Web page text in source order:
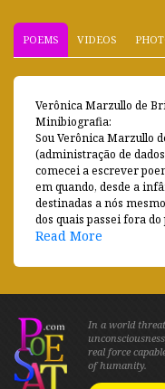
POEMS VIDEOS
Verônica Marzullo de
Minibiografia:
Sou Verônica Marzullo
(administração de
comecei a escrever
em quando, desde a
destinadas a nós
dos quais passei fora do
Read More
In a world
real force
of humanity.